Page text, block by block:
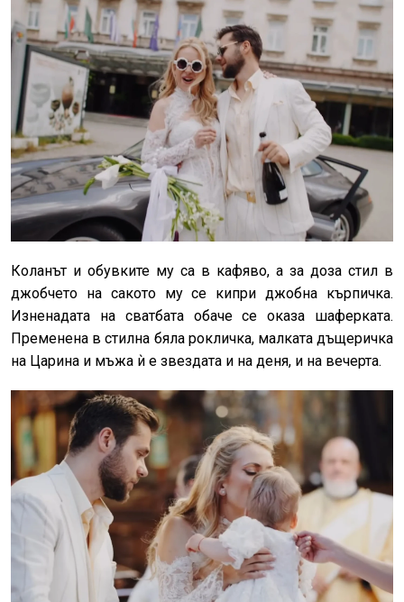
Коланът и обувките му са в кафяво, а за доза стил в
джобчето на сакото му се кипри джобна кърпичка.
Изненадата на сватбата обаче се оказа шаферката.
Пременена в стилна бяла рокличка, малката дъщеричка
на Царина и мъжа ѝ е звездата и на деня, и на вечерта.